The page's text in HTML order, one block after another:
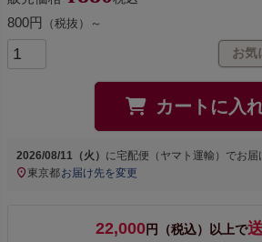
800円 （税抜）～
お気
カートに入
2026/08/11（火） に 宅配便（ヤマト運輸） でお届
東京都お届け先を変更
22,000円（税込）以上で